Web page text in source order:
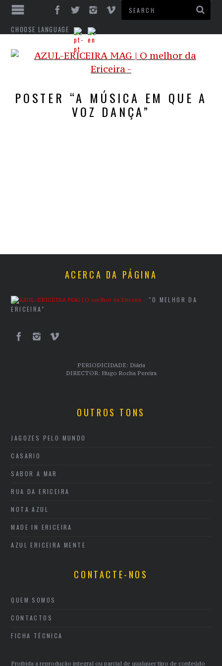
CHOOSE LANGUAGE
POSTER “A MÚSICA EM QUE A
VOZ DANÇA”
ACERCA DA PÁGINA
"O MELHOR DA
ERICEIRA"
PERIODICIDADE: Diária
DIRECTOR: Hugo Rocha Pereira
OUTROS TONS
JAGOZES PELO MUNDO
CASARIO
SABOR A MAR
RUA DA ERICEIRA
NOTA AZUL
MADE IN ERICEIRA
AZUL ERICEIRA MENTE
CONTACTE-NOS
QUEM SOMOS
CONTACTOS
FICHA TÉCNICA
Proibida a reprodução integral ou parcial de qualquer tipo de conteúdo